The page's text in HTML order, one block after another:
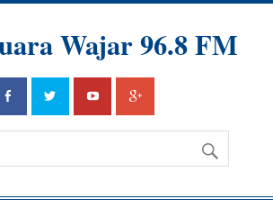
Wajar 96.8 FM